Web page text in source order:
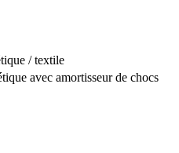
/ textile
avec amortisseur de chocs